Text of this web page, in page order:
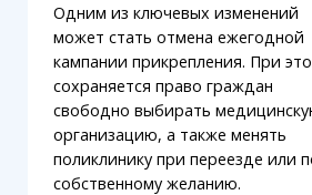
Одним из ключевых изменений
может стать отмена ежегодной
кампании прикрепления. При
сохраняется право граждан
свободно выбирать
организацию, а также менять
поликлинику при переезде или
собственному желанию.